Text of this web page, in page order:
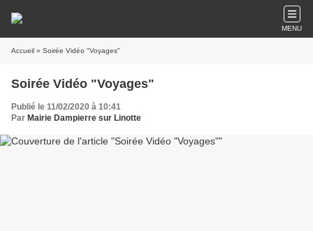
MENU
Accueil » Soirée Vidéo "Voyages"
Soirée Vidéo "Voyages"
Publié le 11/02/2020 à 10:41
Par Mairie Dampierre sur Linotte